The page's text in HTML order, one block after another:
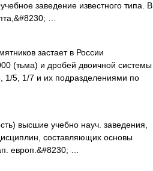
заведение известного типа. В
…
застает в России
(тьма) и дробей двоичной системы
1/5, 1/7 и их подразделениями по
высшие учебно науч. заведения,
составляющих основы
европ.&#8230; …